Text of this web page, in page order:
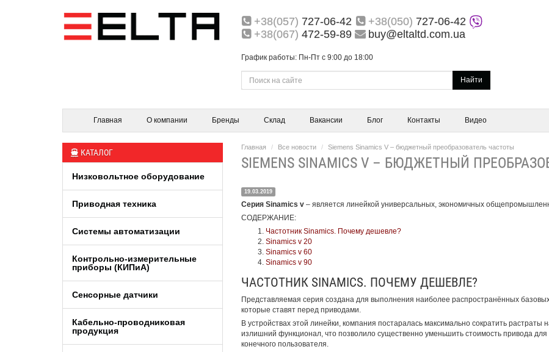
+38(057) 727-06-42 +38(050) 727-06-42
+38(067) 472-59-89 buy@eltaltd.com.ua
График работы: Пн-Пт с 9:00 до 18:00
Найти
Главная О компании Бренды Склад Вакансии Блог Контакты Видео
КАТАЛОГ
Низковольтное оборудование
Приводная техника
Системы автоматизации
Контрольно-измерительные
приборы (КИПиA)
Сенсорные датчики
Кабельно-проводниковая
продукция
Главная Все новости Siemens Sinamiсs V – бюджетный преобразователь частоты
SIEMENS SINAMIСS V – БЮДЖЕТНЫЙ
19.03.2019
Серия Sinamics v– является линейкой универсальных, экономичных
СОДЕРЖАНИЕ:
Частотник Sinamics. Почему дешевле?
Sinamics v 20
Sinamics v 60
Sinamics v 90
ЧАСТОТНИК SINAMICS. ПОЧЕМУ ДЕШЕВЛЕ?
Представляемая серия создана для выполнения наиболее распространённых базовых
которые ставят перед приводами.
В устройствах этой линейки, компания постаралась максимально сократить растраты
излишний функционал, что позволило существенно уменьшить стоимость привода для
конечного пользователя.